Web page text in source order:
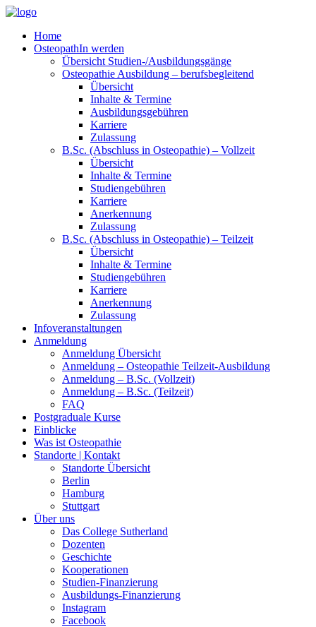
Home
OsteopathIn werden
Übersicht Studien-/Ausbildungsgänge
Osteopathie Ausbildung – berufsbegleitend
Übersicht
Inhalte & Termine
Ausbildungsgebühren
Karriere
Zulassung
B.Sc. (Abschluss in Osteopathie) – Vollzeit
Übersicht
Inhalte & Termine
Studiengebühren
Karriere
Anerkennung
Zulassung
B.Sc. (Abschluss in Osteopathie) – Teilzeit
Übersicht
Inhalte & Termine
Studiengebühren
Karriere
Anerkennung
Zulassung
Infoveranstaltungen
Anmeldung
Anmeldung Übersicht
Anmeldung – Osteopathie Teilzeit-Ausbildung
Anmeldung – B.Sc. (Vollzeit)
Anmeldung – B.Sc. (Teilzeit)
FAQ
Postgraduale Kurse
Einblicke
Was ist Osteopathie
Standorte | Kontakt
Standorte Übersicht
Berlin
Hamburg
Stuttgart
Über uns
Das College Sutherland
Dozenten
Geschichte
Kooperationen
Studien-Finanzierung
Ausbildungs-Finanzierung
Instagram
Facebook